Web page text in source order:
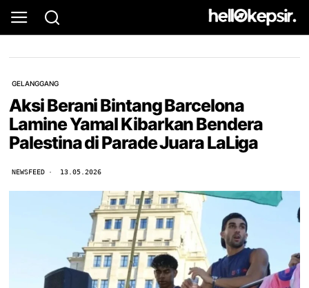
GELANGGANG
Aksi Berani Bintang Barcelona
Lamine Yamal Kibarkan Bendera
Palestina di Parade Juara LaLiga
NEWSFEED 13.05.2026